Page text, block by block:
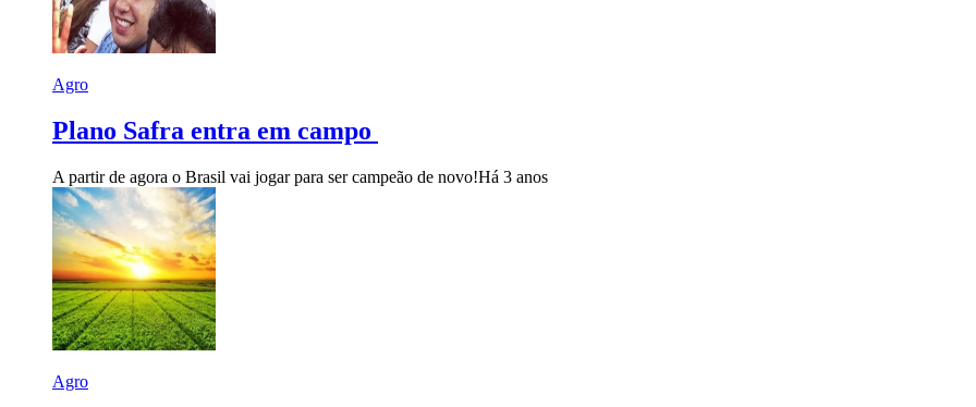
Agro
Plano Safra entra em campo
A partir de agora o Brasil vai jogar para ser campeão de novo!Há 3 anos
Agro